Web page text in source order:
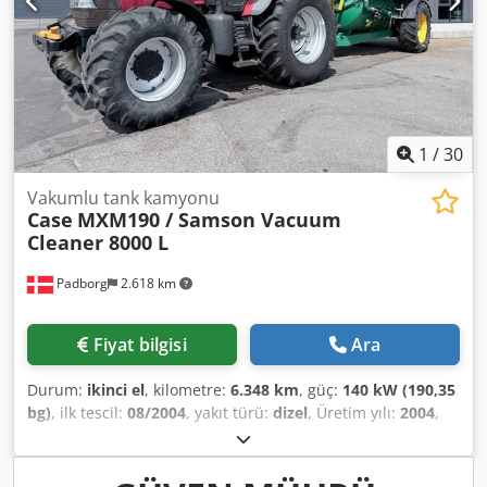
1 /30
Padborg 2.618 km
Vakumlu tank kamyonu
Case MXM190 / Samson Vacuum
Cleaner 8000 L
Fiyat bilgisi Ara
Durum: ikinci el, kilometre: 6.348 km, güç: 140 kW (190,35
bg), ilk tescil: 08/2004, yakıt türü: dizel, Üretim yılı: 2004,
Üretici: Case Model: MXM190 / Samson Vakum Tanker 8000
L Yıl: 2004 Durum: İyi Seri No: ACM231045 Ref. no: 8084
Kayıt tarihi: BG: 190 Çalışma saati: 6348 Şanzıman: Tam